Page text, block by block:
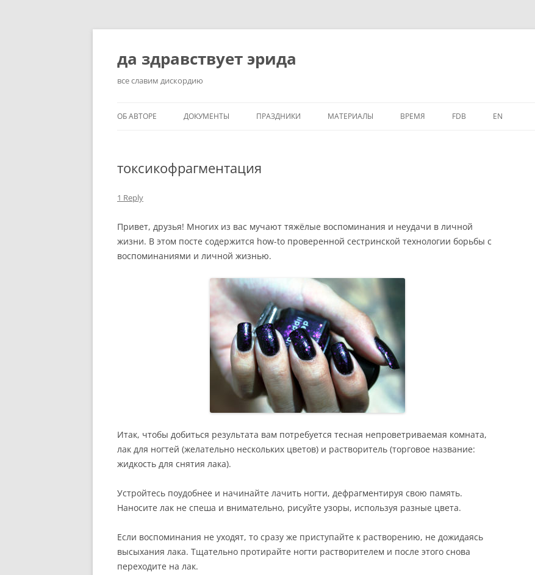
Skip
да здравствует эрида
все славим дискордию
ОБ АВТОРЕ ДОКУМЕНТЫ ПРАЗДНИКИ МАТЕРИАЛЫ ВРЕМЯ FDB EN
токсикофрагментация
1 Reply
Привет, друзья! Многих из вас мучают тяжёлые воспоминания и неудачи в личной
жизни. В этом посте содержится how-to проверенной сестринской технологии борьбы с
воспоминаниями и личной жизнью.
Итак, чтобы добиться результата вам потребуется тесная непроветриваемая комната,
лак для ногтей (желательно нескольких цветов) и растворитель (торговое название:
жидкость для снятия лака).
Устройтесь поудобнее и начинайте лачить ногти, дефрагментируя свою память.
Наносите лак не спеша и внимательно, рисуйте узоры, используя разные цвета.
Если воспоминания не уходят, то сразу же приступайте к растворению, не дожидаясь
высыхания лака. Тщательно протирайте ногти растворителем и после этого снова
переходите на лак.